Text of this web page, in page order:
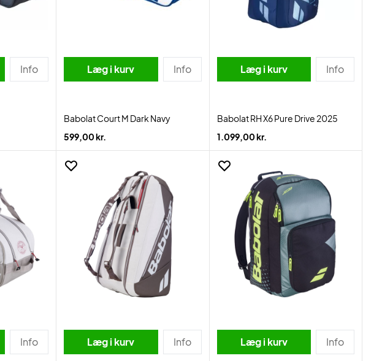
Info Læg i kurv Info
Babolat Court M Dark Navy
599,00 kr.
Læg i kurv Info
Babolat RH X6 Pure Drive 2025
1.099,00 kr.
Info Læg i kurv Info Læg i kurv Info